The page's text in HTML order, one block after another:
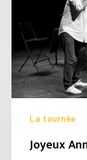
La tournée
Joyeux